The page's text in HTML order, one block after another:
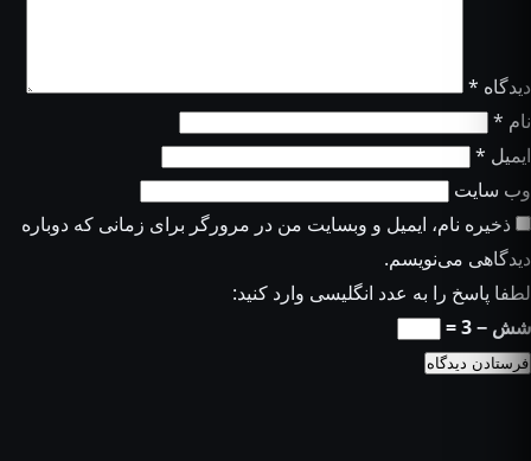
دیدگاه *
نام *
ایمیل *
وب‌ سایت
ذخیره نام، ایمیل و وبسایت من در مرورگر برای زمانی که دوباره
دیدگاهی می‌نویسم.
لطفا پاسخ را به عدد انگلیسی وارد کنید:
شش − 3 =